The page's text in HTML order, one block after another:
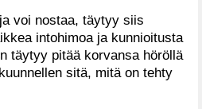
voi nostaa, täytyy siis
intohimoa ja kunnioitusta
täytyy pitää korvansa höröllä
sitä, mitä on tehty